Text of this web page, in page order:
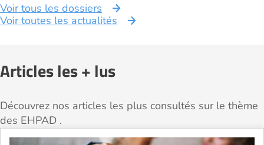
Voir tous les dossiers
Voir toutes les actualités
Articles les + lus
Découvrez nos articles les plus consultés sur le thème
des EHPAD .